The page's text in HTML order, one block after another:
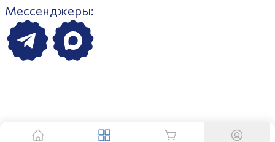
Мессенджеры: